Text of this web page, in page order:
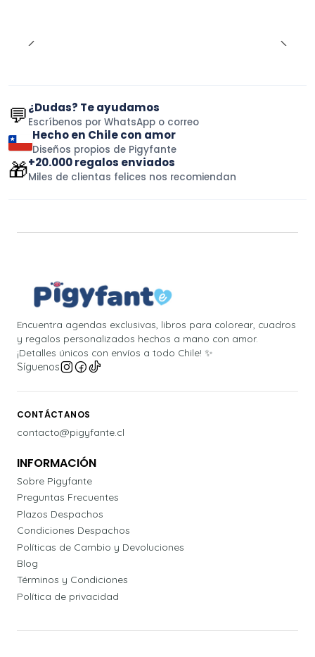
💬¿Dudas? Te ayudamos
Escríbenos por WhatsApp o correo
Hecho en Chile con amor
Diseños propios de Pigyfante
🎁+20.000 regalos enviados
Miles de clientas felices nos recomiendan
Encuentra agendas exclusivas, libros para colorear, cuadros
y regalos personalizados hechos a mano con amor.
¡Detalles únicos con envíos a todo Chile! ✨
Síguenos
CONTÁCTANOS
contacto@pigyfante.cl
INFORMACIÓN
Sobre Pigyfante
Preguntas Frecuentes
Plazos Despachos
Condiciones Despachos
Políticas de Cambio y Devoluciones
Blog
Términos y Condiciones
Política de privacidad